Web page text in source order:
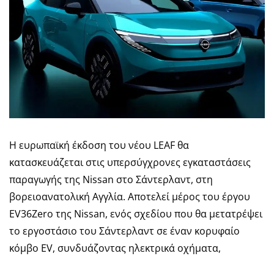
Η ευρωπαϊκή έκδοση του νέου LEAF θα
κατασκευάζεται στις υπερσύγχρονες εγκαταστάσεις
παραγωγής της Nissan στο Σάντερλαντ, στη
βορειοανατολική Αγγλία. Αποτελεί μέρος του έργου
EV36Zero της Nissan, ενός σχεδίου που θα μετατρέψει
το εργοστάσιο του Σάντερλαντ σε έναν κορυφαίο
κόμβο EV, συνδυάζοντας ηλεκτρικά οχήματα,